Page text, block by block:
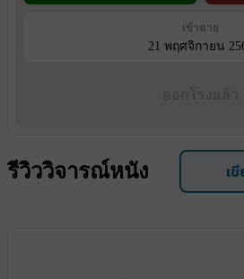
เข้าฉาย
21 พฤศจิกายน
รีวิววิจารณ์หนัง เ